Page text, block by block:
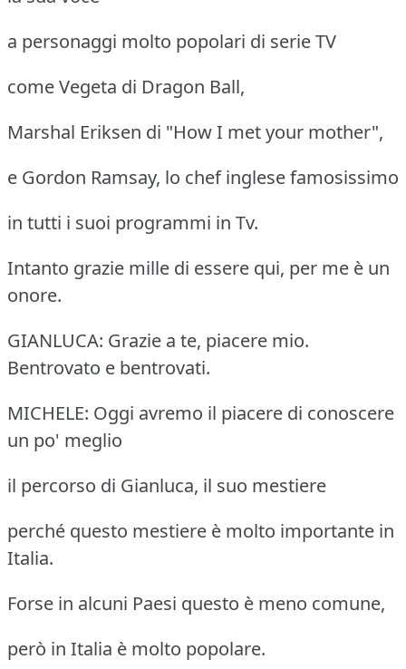
a personaggi molto popolari di serie TV
come Vegeta di Dragon Ball,
Marshal Eriksen di "How I met your mother",
e Gordon Ramsay, lo chef inglese famosissimo
in tutti i suoi programmi in Tv.
Intanto grazie mille di essere qui, per me è un
onore.
GIANLUCA: Grazie a te, piacere mio.
Bentrovato e bentrovati.
MICHELE: Oggi avremo il piacere di conoscere
un po' meglio
il percorso di Gianluca, il suo mestiere
perché questo mestiere è molto importante in
Italia.
Forse in alcuni Paesi questo è meno comune,
però in Italia è molto popolare.